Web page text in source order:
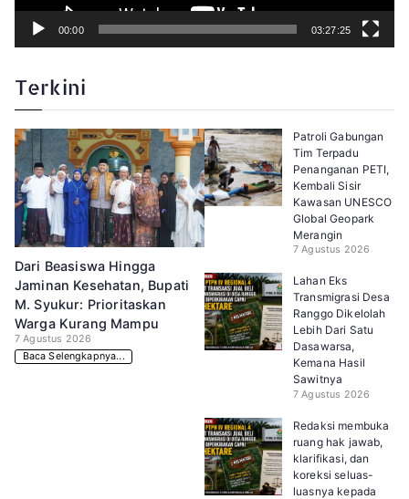
00:00 03:27:25
Terkini
Dari Beasiswa Hingga
Jaminan Kesehatan, Bupati
M. Syukur: Prioritaskan
Warga Kurang Mampu
7 Agustus 2026
Baca Selengkapnya...
Patroli Gabungan
Tim Terpadu
Penanganan PETI,
Kembali Sisir
Kawasan UNESCO
Global Geopark
Merangin
7 Agustus 2026
Lahan Eks
Transmigrasi Desa
Ranggo Dikelolah
Lebih Dari Satu
Dasawarsa,
Kemana Hasil
Sawitnya
7 Agustus 2026
Redaksi membuka
ruang hak jawab,
klarifikasi, dan
koreksi seluas-
luasnya kepada